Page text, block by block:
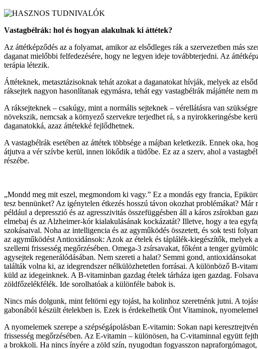
Vastagbélrák: hol és hogyan alakulnak ki áttétek?
Az áttétképződés az a folyamat, amikor az elsődleges rák a szervezetben más
daganat mielőbbi felfedezésére, hogy ne legyen ideje továbbterjedni. Az
terápia létezik.
Áttéteknek, metasztázisoknak tehát azokat a daganatokat hívják, melyek az
ráksejtek nagyon hasonlítanak egymásra, tehát egy vastagbélrák májáttéte nem
A ráksejteknek – csakúgy, mint a normális sejteknek – vérellátásra van
növekszik, nemcsak a környező szervekre terjedhet rá, s a nyirokkeringésbe
daganatokká, azaz áttétekké fejlődhetnek.
A vastagbélrák esetében az áttétek többsége a májban keletkezik. Ennek oka,
átjutva a vér szívbe kerül, innen lökődik a tüdőbe. Ez az a szerv, ahol a
részébe.
„Mondd meg mit eszel, megmondom ki vagy.” Ez a mondás egy francia,
tesz bennünket? Az igénytelen étkezés hosszú távon okozhat problémákat?
például a depresszió és az agresszivitás összefüggésben áll a káros zsírokban
elmebaj és az Alzheimer-kór kialakulásának kockázatát? Illetve, hogy a tea
szokásaival. Noha az intelligencia és az agyműködés összetett, és sok testi
az agyműködést Antioxidánsok: Azok az ételek és táplálék-kiegészítők, melyek
szellemi frissesség megőrzésében. Omega-3 zsírsavakat, főként a tenger
agysejtek regenerálódásában. Nem szereti a halat? Semmi gond,
találták volna ki, az idegrendszer nélkülözhetetlen forrásai. A különböző B-
küld az idegeinknek. A B-vitaminban gazdag ételek tárháza igen gazdag.
zöldfőzelékfélék. Ide sorolhatóak a különféle babok is.
Nincs más dolgunk, mint feltörni egy tojást, ha kolinhoz szeretnénk jutni. A
gabonából készült ételekben is. Ezek is érdekelhetik Önt Vitaminok,
A nyomelemek szerepe a szépségápolásban E-vitamin: Sokan napi
frissesség megőrzésében. Az E-vitamin – különösen, ha C-vitaminnal együtt
a brokkoli. Ha nincs ínyére a zöld szín, nyugodtan fogyasszon